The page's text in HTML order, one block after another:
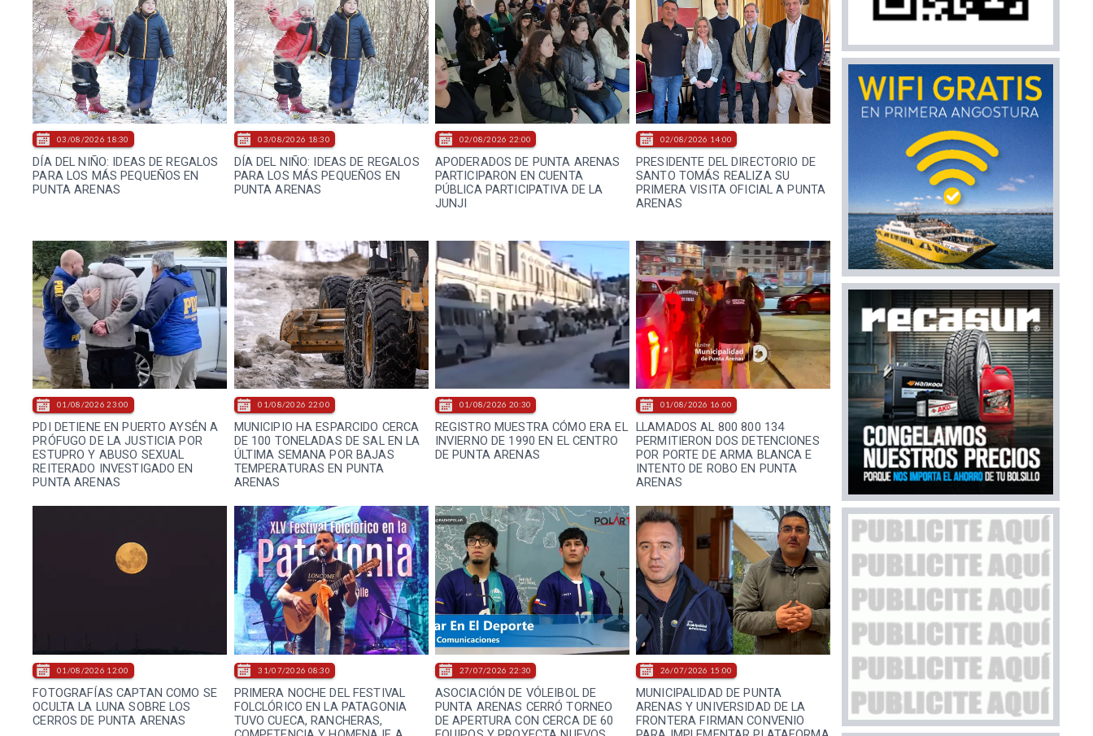
DÍA DEL NIÑO: IDEAS DE REGALOS
PARA LOS MÁS PEQUEÑOS EN
PUNTA ARENAS
03/08/2026 18:30
DÍA DEL NIÑO: IDEAS DE REGALOS
PARA LOS MÁS PEQUEÑOS EN
PUNTA ARENAS
03/08/2026 18:30
APODERADOS DE PUNTA ARENAS
PARTICIPARON EN CUENTA
PÚBLICA PARTICIPATIVA DE LA
JUNJI
02/08/2026 22:00
PRESIDENTE DEL DIRECTORIO DE
SANTO TOMÁS REALIZA SU
PRIMERA VISITA OFICIAL A PUNTA
ARENAS
02/08/2026 14:00
PDI DETIENE EN PUERTO AYSÉN A
PRÓFUGO DE LA JUSTICIA POR
ESTUPRO Y ABUSO SEXUAL
REITERADO INVESTIGADO EN
PUNTA ARENAS
01/08/2026 23:00
MUNICIPIO HA ESPARCIDO CERCA
DE 100 TONELADAS DE SAL EN LA
ÚLTIMA SEMANA POR BAJAS
TEMPERATURAS EN PUNTA
ARENAS
01/08/2026 22:00
REGISTRO MUESTRA CÓMO ERA EL
INVIERNO DE 1990 EN EL CENTRO
DE PUNTA ARENAS
01/08/2026 20:30
LLAMADOS AL 800 800 134
PERMITIERON DOS DETENCIONES
POR PORTE DE ARMA BLANCA E
INTENTO DE ROBO EN PUNTA
ARENAS
01/08/2026 16:00
FOTOGRAFÍAS CAPTAN COMO SE
OCULTA LA LUNA SOBRE LOS
CERROS DE PUNTA ARENAS
01/08/2026 12:00
PRIMERA NOCHE DEL FESTIVAL
FOLCLÓRICO EN LA PATAGONIA
TUVO CUECA, RANCHERAS,
31/07/2026 08:30
ASOCIACIÓN DE VÓLEIBOL DE
PUNTA ARENAS CERRÓ TORNEO
DE APERTURA CON CERCA DE 60
27/07/2026 22:30
MUNICIPALIDAD DE PUNTA
ARENAS Y UNIVERSIDAD DE LA
FRONTERA FIRMAN CONVENIO
26/07/2026 15:00